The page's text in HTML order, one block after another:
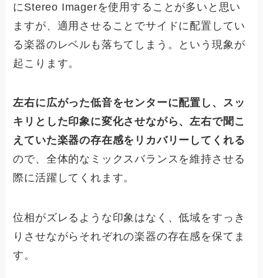
にStereo Imagerを使用することが多いと思い
ますが、適用させることでサイドに配置してい
る楽器のレベルも落ちてしまう。という現象が
起こります。
左右に広がった低音をセンターに配置し、スッ
キリとした印象に変化させながら、左右で聞こ
えていた楽器の存在感をリカバリーしてくれる
ので、全体的なミックスバランスを維持させる
際に活躍してくれます。
位相がズレるような印象はなく、低域をすっき
りさせながらそれぞれの楽器の存在感を保てま
す。